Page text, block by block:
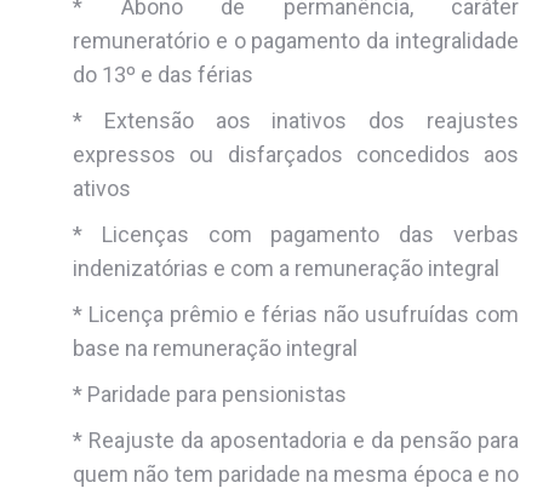
* Abono de permanência, caráter
remuneratório e o pagamento da integralidade
do 13º e das férias
* Extensão aos inativos dos reajustes
expressos ou disfarçados concedidos aos
ativos
* Licenças com pagamento das verbas
indenizatórias e com a remuneração integral
* Licença prêmio e férias não usufruídas com
base na remuneração integral
* Paridade para pensionistas
* Reajuste da aposentadoria e da pensão para
quem não tem paridade na mesma época e no